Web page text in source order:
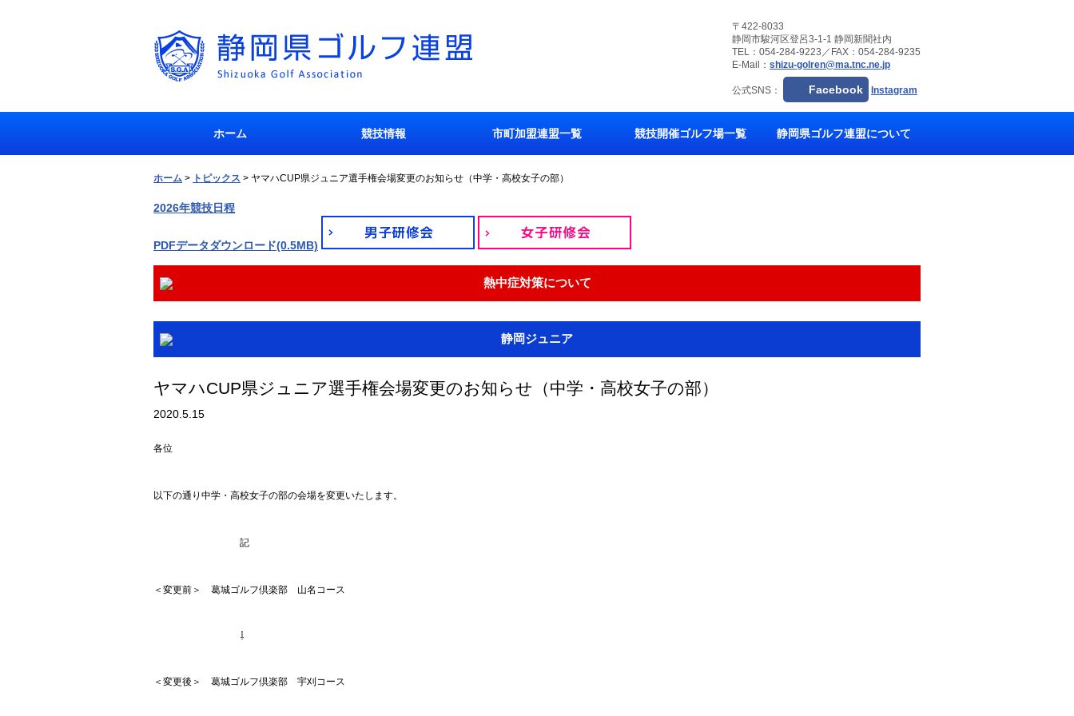
〒422-8033
静岡市駿河区登呂3-1-1 静岡新聞社内
TEL：054-284-9223／FAX：054-284-9235
E-Mail： shizu-golren@ma.tnc.ne.jp
公式SNS： Facebook Instagram
ホーム 競技情報 市町加盟連盟一覧 競技開催ゴルフ場一覧 静岡県ゴルフ連盟について
ホーム > トピックス > ヤマハCUP県ジュニア選手権会場変更のお知らせ（中学・高校女子の部）
2026年競技日程
PDFデータダウンロード(0.5MB)
熱中症対策について
静岡ジュニア
ヤマハCUP県ジュニア選手権会場変更のお知らせ（中学・高校女子の部）
2020.5.15
各位
以下の通り中学・高校女子の部の会場を変更いたします。
記
＜変更前＞ 葛城ゴルフ倶楽部 山名コース
⇩
＜変更後＞ 葛城ゴルフ倶楽部 宇刈コース